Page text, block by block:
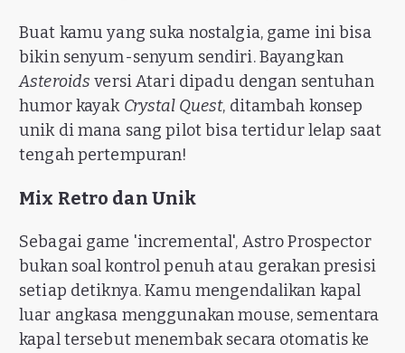
Buat kamu yang suka nostalgia, game ini bisa
bikin senyum-senyum sendiri. Bayangkan
Asteroids versi Atari dipadu dengan sentuhan
humor kayak Crystal Quest, ditambah konsep
unik di mana sang pilot bisa tertidur lelap saat
tengah pertempuran!
Mix Retro dan Unik
Sebagai game 'incremental', Astro Prospector
bukan soal kontrol penuh atau gerakan presisi
setiap detiknya. Kamu mengendalikan kapal
luar angkasa menggunakan mouse, sementara
kapal tersebut menembak secara otomatis ke